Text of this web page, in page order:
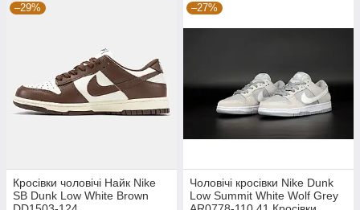
–29%
Кросівки чоловічі Найк Nike
SB Dunk Low White Brown
–27%
Чоловічі кросівки Nike Dunk
Low Summit White Wolf Grey